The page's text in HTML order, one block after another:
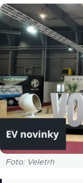
Foto: Veletrh